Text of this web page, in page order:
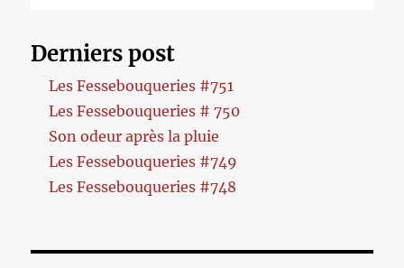
Derniers post
Les Fessebouqueries #751
Les Fessebouqueries # 750
Son odeur après la pluie
Les Fessebouqueries #749
Les Fessebouqueries #748